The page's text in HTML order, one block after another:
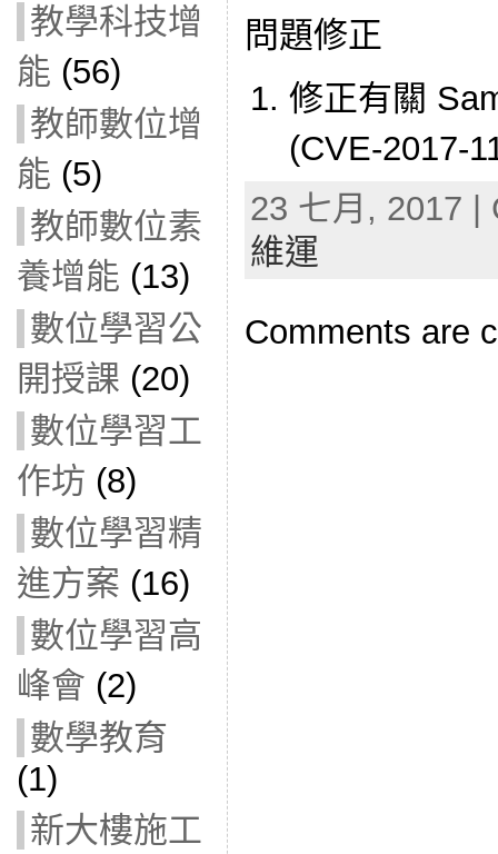
教學科技增
能 (56)
教師數位增
能 (5)
教師數位素
養增能 (13)
數位學習公
開授課 (20)
數位學習工
作坊 (8)
數位學習精
進方案 (16)
數位學習高
峰會 (2)
數學教育
(1)
新大樓施工
問題修正
修正有關
(CVE-2017-
23 七月, 2017
維運
Comments are